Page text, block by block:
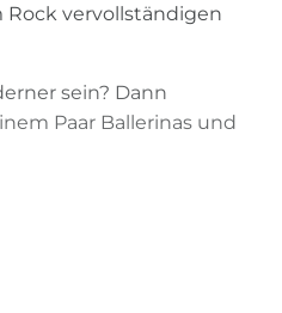
Rock vervollständigen
sein? Dann
Paar Ballerinas und